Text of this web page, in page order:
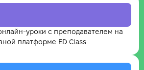
уроки с преподавателем на
платформе ED Class